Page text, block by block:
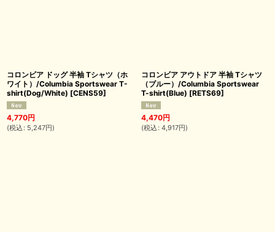
コロンビア ドッグ 半袖 Tシャツ（ホ
ワイト）/Columbia Sportswear T-
shirt(Dog/White) [CENS59]
4,770円
(税込 : 5,247円)
コロンビア アウトドア 半袖 Tシャツ
（ブルー）/Columbia Sportswear
T-shirt(Blue) [RETS69]
4,470円
(税込 : 4,917円)